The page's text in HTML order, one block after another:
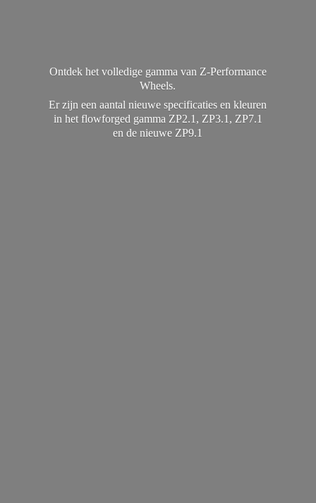
Ontdek het volledige gamma van Z-Performance
Wheels.
Er zijn een aantal nieuwe specificaties en kleuren
in het flowforged gamma ZP2.1, ZP3.1, ZP7.1
en denieuwe ZP9.1